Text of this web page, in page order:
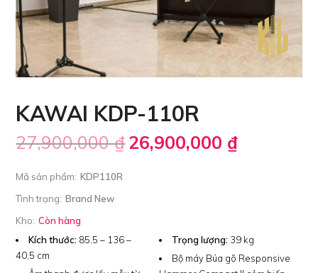
KAWAI KDP-110R
27,900,000₫26,900,000 ₫
Mã sản phẩm: KDP110R
Tình trạng: Brand New
Kho: Còn hàng
Kích thước: 85,5 – 136 –
40,5 cm
Trọng lượng: 39 kg
Bộ máy Búa gõ Responsive